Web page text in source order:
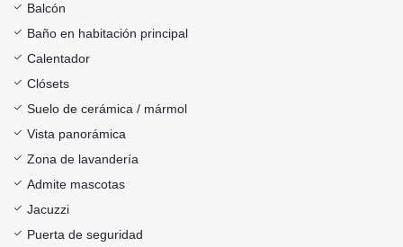
Balcón
Baño en habitación principal
Calentador
Clósets
Suelo de cerámica / mármol
Vista panorámica
Zona de lavandería
Admite mascotas
Jacuzzi
Puerta de seguridad